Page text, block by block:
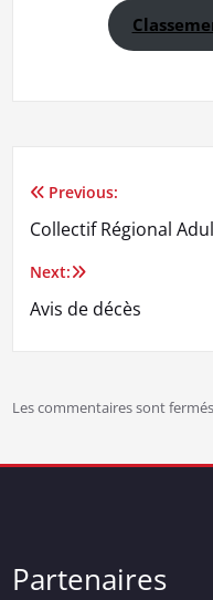
Navigation
de
l’article
Previous:
Collectif Régional
Next:
Avis de décès
Les commentaires sont
Partenaires